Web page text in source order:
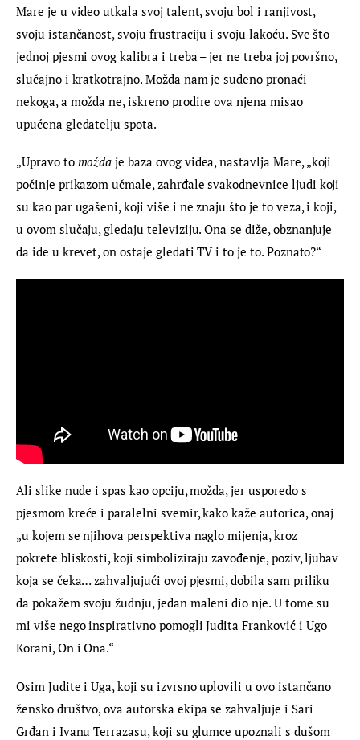
Mare je u video utkala svoj talent, svoju bol i ranjivost,
svoju istančanost, svoju frustraciju i svoju lakoću. Sve što
jednoj pjesmi ovog kalibra i treba – jer ne treba joj površno,
slučajno i kratkotrajno. Možda nam je suđeno pronaći
nekoga, a možda ne, iskreno prodire ova njena misao
upućena gledatelju spota.
„Upravo to možda je baza ovog videa, nastavlja Mare, „koji
počinje prikazom učmale, zahrđale svakodnevnice ljudi koji
su kao par ugašeni, koji više i ne znaju što je to veza, i koji,
u ovom slučaju, gledaju televiziju. Ona se diže, obznanjuje
da ide u krevet, on ostaje gledati TV i to je to. Poznato?“
Ali slike nude i spas kao opciju, možda, jer usporedo s
pjesmom kreće i paralelni svemir, kako kaže autorica, onaj
„u kojem se njihova perspektiva naglo mijenja, kroz
pokrete bliskosti, koji simboliziraju zavođenje, poziv, ljubav
koja se čeka… zahvaljujući ovoj pjesmi, dobila sam priliku
da pokažem svoju žudnju, jedan maleni dio nje. U tome su
mi više nego inspirativno pomogli Judita Franković i Ugo
Korani, On i Ona.“
Osim Judite i Uga, koji su izvrsno uplovili u ovo istančano
žensko društvo, ova autorska ekipa se zahvaljuje i Sari
Grđan i Ivanu Terrazasu, koji su glumce upoznali s dušom